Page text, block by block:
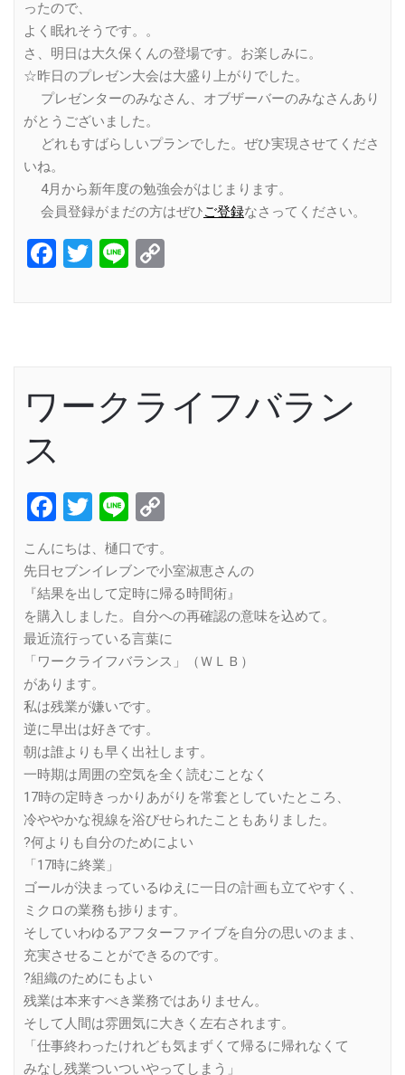
ったので、
よく眠れそうです。。
さ、明日は大久保くんの登場です。お楽しみに。
☆昨日のプレゼン大会は大盛り上がりでした。
プレゼンターのみなさん、オブザーバーのみなさんあり
がとうございました。
どれもすばらしいプランでした。ぜひ実現させてくださ
いね。
4月から新年度の勉強会がはじまります。
会員登録がまだの方はぜひご登録なさってください。
Facebook
Twitter
Line
ワークライフバラン
ス
Facebook
Twitter
Line
こんにちは、樋口です。
先日セブンイレブンで小室淑恵さんの
『結果を出して定時に帰る時間術』
を購入しました。自分への再確認の意味を込めて。
最近流行っている言葉に
「ワークライフバランス」（ＷＬＢ）
があります。
私は残業が嫌いです。
逆に早出は好きです。
朝は誰よりも早く出社します。
一時期は周囲の空気を全く読むことなく
17時の定時きっかりあがりを常套としていたところ、
冷ややかな視線を浴びせられたこともありました。
?何よりも自分のためによい
「17時に終業」
ゴールが決まっているゆえに一日の計画も立てやすく、
ミクロの業務も捗ります。
そしていわゆるアフターファイブを自分の思いのまま、
充実させることができるのです。
?組織のためにもよい
残業は本来すべき業務ではありません。
そして人間は雰囲気に大きく左右されます。
「仕事終わったけれども気まずくて帰るに帰れなくて
みなし残業ついついやってしまう」